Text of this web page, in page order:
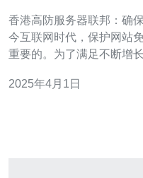
香港高防服务器联邦：确保
今互联网时代，保护网站
重要的。为了满足不断增
施，这个联邦帮助网站实现持
2025年4月1日